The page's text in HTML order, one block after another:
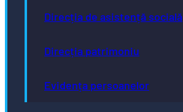
Direcția de asistență socială
Direcția patrimoniu
Evidența persoanelor